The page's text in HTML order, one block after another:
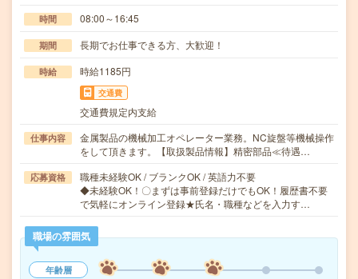
時間 08:00～16:45
期間 長期でお仕事できる方、大歓迎！
時給 時給1185円
交通費
交通費規定内支給
仕事内容
金属製品の機械加工オペレーター業務。NC旋盤等機械操作
をして頂きます。【取扱製品情報】精密部品≪待遇…
応募資格
職種未経験OK / ブランクOK / 英語力不要
◆未経験OK！〇まずは事前登録だけでもOK！履歴書不要
で気軽にオンライン登録★氏名・職種などを入力す…
職場の雰囲気
年齢層